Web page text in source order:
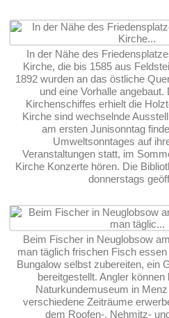
In der Nähe des
Kirche, die bis 1585 aus
1892 wurden an das östliche
und eine Vorhalle
Kirchenschiffes erhielt die
Kirche sind wechselnde
am ersten Junisonntag
Umweltsonntages auf
Veranstaltungen statt, im
Kirche Konzerte hören. Die
donnerstags
Beim Fischer in Neuglobsow
man täglich frischen Fisch
Bungalow selbst zubereiten, ein
bereitgestellt. Angler können
Naturkundemuseum in
verschiedene Zeiträume
dem Roofen-, Nehmitz-